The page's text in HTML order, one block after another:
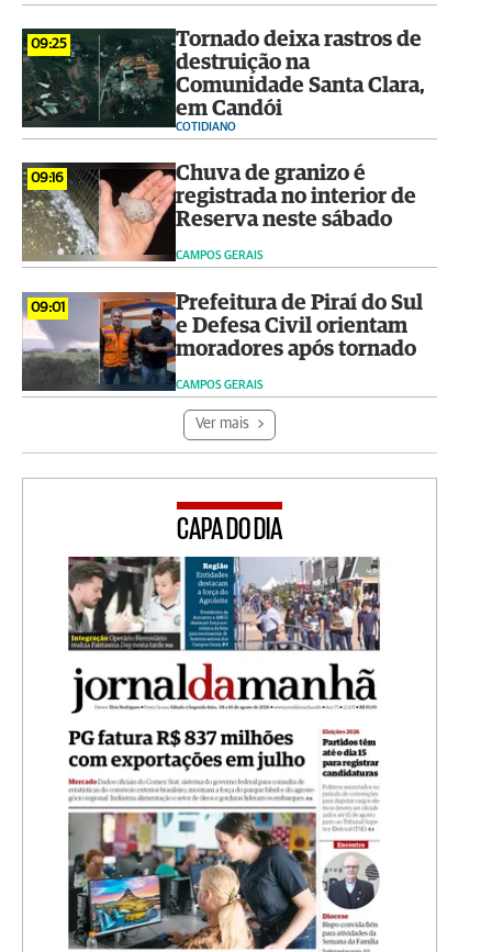
09:25
Tornado deixa rastros de
destruição na
Comunidade Santa Clara,
em Candói
COTIDIANO
09:16
Chuva de granizo é
registrada no interior de
Reserva neste sábado
CAMPOS GERAIS
09:01
Prefeitura de Piraí do Sul
e Defesa Civil orientam
moradores após tornado
CAMPOS GERAIS
Ver mais
CAPA DO DIA